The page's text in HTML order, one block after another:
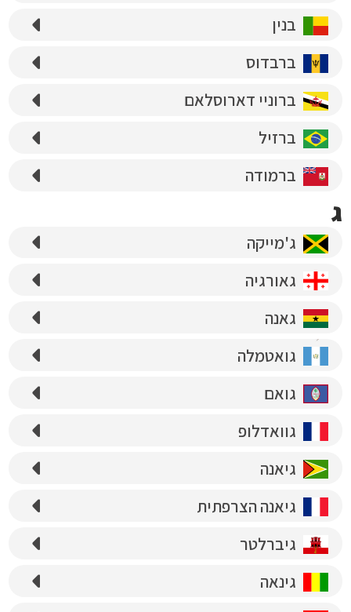
בנין
ברבדוס
ברוניי דארוסלאם
ברזיל
ברמודה
ג
ג'מייקה
גאורגיה
גאנה
גואטמלה
גואם
גוואדלופ
גיאנה
גיאנה הצרפתית
גיברלטר
גינאה